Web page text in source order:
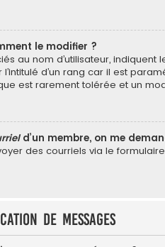
le modifier ?
au nom d’utilisateur,
d’un rang car il est
est rarement tolérée et un
d’un membre, on me
des courriels via le
de messages